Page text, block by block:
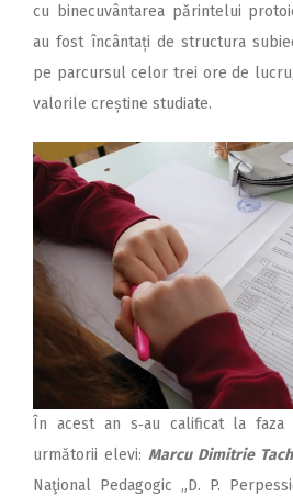
cu binecuvântarea părintelui
au fost încântați de structura
pe parcursul celor trei ore de
valorile creștine studiate.
În acest an s‑au calificat la faza
următorii elevi: Marcu Dimitrie
Naţional Pedagogic „D. P.